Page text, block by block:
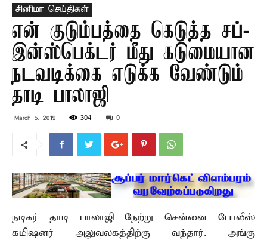
சினிமா செய்திகள்
என் குடும்பத்தை கெடுத்த சப்-
இன்ஸ்பெக்டர் மீது கடுமையான
நடவடிக்கை எடுக்க வேண்டும் –
தாடி பாலாஜி
March 5, 2019 304 0
நடிகர் தாடி பாலாஜி நேற்று சென்னை போலீஸ்
கமிஷனர் அலுவலகத்திற்கு வந்தார். அங்கு